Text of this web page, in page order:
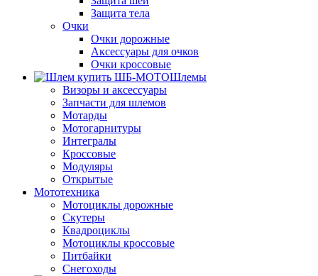
Защита тела
Очки
Очки дорожные
Аксессуары для очков
Очки кроссовые
Шлемы
Визоры и аксессуары
Запчасти для шлемов
Мотарды
Мотогарнитуры
Интегралы
Кроссовые
Модуляры
Открытые
Мототехника
Мотоциклы дорожные
Скутеры
Квадроциклы
Мотоциклы кроссовые
Питбайки
Снегоходы